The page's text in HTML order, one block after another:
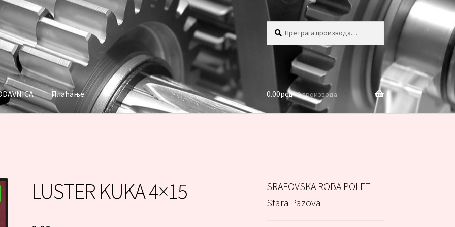
Плаћање 0.00рсд 0 производа
LUSTER KUKA 4×15
SRAFOVSKA ROBA POLET
Stara Pazova